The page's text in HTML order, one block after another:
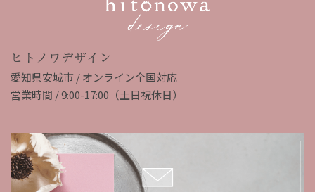
ヒトノワデザイン
愛知県安城市 / オンライン全国対応
営業時間 / 9:00-17:00（土日祝休日）